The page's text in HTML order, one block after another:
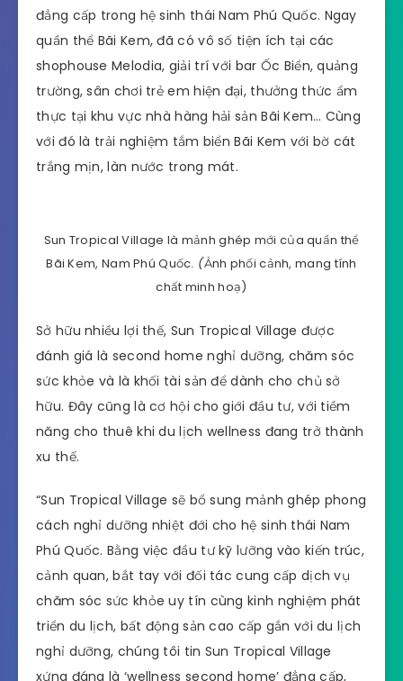
đẳng cấp trong hệ sinh thái Nam Phú Quốc. Ngay
quần thể Bãi Kem, đã có vô số tiện ích tại các
shophouse Melodia, giải trí với bar Ốc Biển, quảng
trường, sân chơi trẻ em hiện đại, thưởng thức ẩm
thực tại khu vực nhà hàng hải sản Bãi Kem… Cùng
với đó là trải nghiệm tắm biển Bãi Kem với bờ cát
trắng mịn, làn nước trong mát.
Sun Tropical Village là mảnh ghép mới của quần thể
Bãi Kem, Nam Phú Quốc. (Ảnh phối cảnh, mang tính
chất minh hoạ)
Sở hữu nhiều lợi thế, Sun Tropical Village được
đánh giá là second home nghỉ dưỡng, chăm sóc
sức khỏe và là khối tài sản để dành cho chủ sở
hữu. Đây cũng là cơ hội cho giới đầu tư, với tiềm
năng cho thuê khi du lịch wellness đang trở thành
xu thế.
“Sun Tropical Village sẽ bổ sung mảnh ghép phong
cách nghỉ dưỡng nhiệt đới cho hệ sinh thái Nam
Phú Quốc. Bằng việc đầu tư kỹ lưỡng vào kiến trúc,
cảnh quan, bắt tay với đối tác cung cấp dịch vụ
chăm sóc sức khỏe uy tín cùng kinh nghiệm phát
triển du lịch, bất động sản cao cấp gắn với du lịch
nghỉ dưỡng, chúng tôi tin Sun Tropical Village
xứng đáng là ‘wellness second home’ đẳng cấp,